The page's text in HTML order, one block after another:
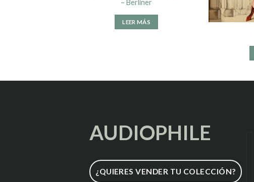
– Berliner
LEER MÁS
AUDIOPHILE
¿QUIERES VENDER TU COLECCIÓN?